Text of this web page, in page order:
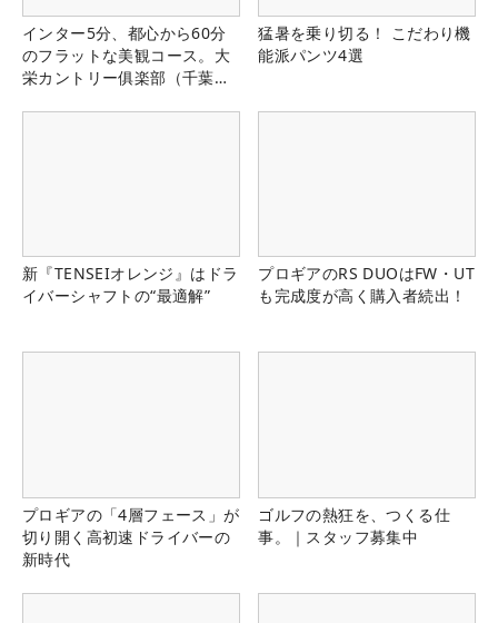
インター5分、都心から60分
のフラットな美観コース。大
栄カントリー俱楽部（千葉
猛暑を乗り切る！ こだわり機
能派パンツ4選
新『TENSEIオレンジ』はドラ
イバーシャフトの“最適解”
プロギアのRS DUOはFW・UT
も完成度が高く購入者続出！
プロギアの「4層フェース」が
切り開く高初速ドライバーの
新時代
ゴルフの熱狂を、つくる仕
事。｜スタッフ募集中